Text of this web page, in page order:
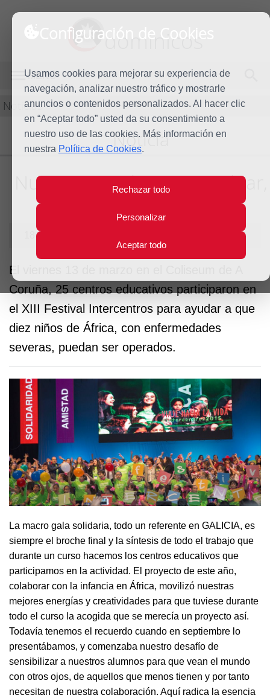
Configuración de Cookies
Usamos cookies para mejorar su experiencia de
navegación, analizar nuestro tráfico y mostrarle
anuncios o contenidos personalizados. Al hacer clic
en “Aceptar todo” usted da su consentimiento a
nuestro uso de las cookies. Más información en
nuestra Política de Cookies.
Rechazar todo
Personalizar
Aceptar todo
dominicos
MENÚ
Noticias
Noticia
Nunca es tarde para cambiar,
18 de marzo de 2015
El viernes 13 de marzo en el Coliseum de A
Coruña, 25 centros educativos participaron en
el XIII Festival Intercentros para ayudar a que
diez niños de África, con enfermedades
severas, puedan ser operados.
La macro gala solidaria, todo un referente en GALICIA, es
siempre el broche final y la síntesis de todo el trabajo que
durante un curso hacemos los centros educativos que
participamos en la actividad. El proyecto de este año,
colaborar con la infancia en África, movilizó nuestras
mejores energías y creatividades para que tuviese durante
todo el curso la acogida que se merecía un proyecto así.
Todavía tenemos el recuerdo cuando en septiembre lo
presentábamos, y comenzaba nuestro desafío de
sensibilizar a nuestros alumnos para que vean el mundo
con otros ojos, de aquellos que menos tienen y por tanto
necesitan de nuestra colaboración. Aquí radica la esencia